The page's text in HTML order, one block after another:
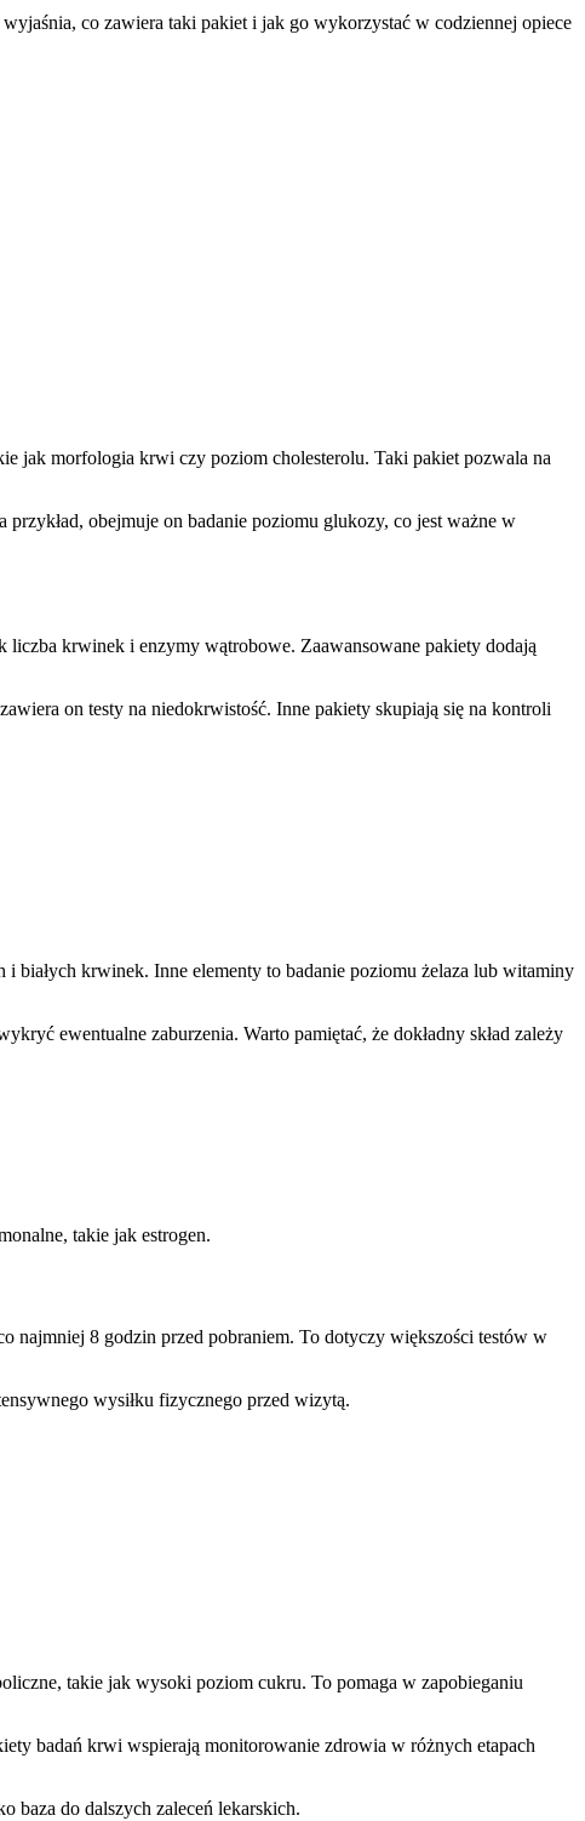
co zawiera taki pakiet i jak go wykorzystać w codziennej opiece
jak morfologia krwi czy poziom cholesterolu. Taki pakiet pozwala na
obejmuje on badanie poziomu glukozy, co jest ważne w
liczba krwinek i enzymy wątrobowe. Zaawansowane pakiety dodają
on testy na niedokrwistość. Inne pakiety skupiają się na kontroli
białych krwinek. Inne elementy to badanie poziomu żelaza lub witaminy
ewentualne zaburzenia. Warto pamiętać, że dokładny skład zależy
takie jak estrogen.
najmniej 8 godzin przed pobraniem. To dotyczy większości testów w
wysiłku fizycznego przed wizytą.
takie jak wysoki poziom cukru. To pomaga w zapobieganiu
badań krwi wspierają monitorowanie zdrowia w różnych etapach
baza do dalszych zaleceń lekarskich.